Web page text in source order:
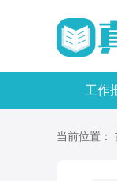
工作
当前位置：